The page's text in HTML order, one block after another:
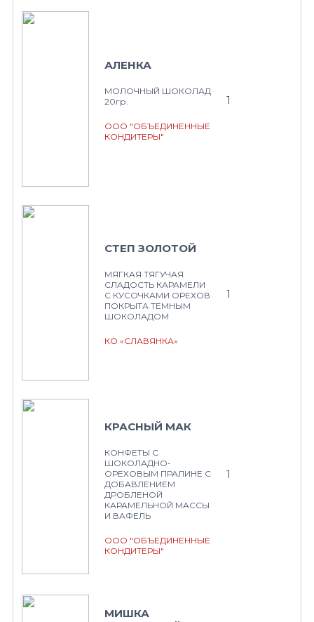
АЛЕНКА
МОЛОЧНЫЙ ШОКОЛАД
20гр.
ООО "ОБЪЕДИНЕННЫЕ
КОНДИТЕРЫ"
1
СТЕП ЗОЛОТОЙ
МЯГКАЯ ТЯГУЧАЯ
СЛАДОСТЬ КАРАМЕЛИ
С КУСОЧКАМИ ОРЕХОВ
ПОКРЫТА ТЕМНЫМ
ШОКОЛАДОМ
КО «СЛАВЯНКА»
1
КРАСНЫЙ МАК
КОНФЕТЫ С
ШОКОЛАДНО-
ОРЕХОВЫМ ПРАЛИНЕ С
ДОБАВЛЕНИЕМ
ДРОБЛЕНОЙ
КАРАМЕЛЬНОЙ МАССЫ
И ВАФЕЛЬ
ООО "ОБЪЕДИНЕННЫЕ
КОНДИТЕРЫ"
1
МИШКА